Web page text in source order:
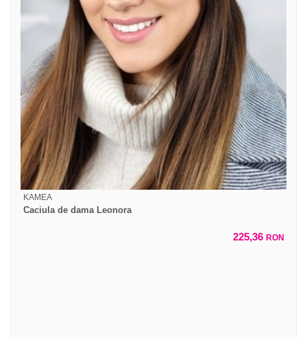
KAMEA
Caciula de dama Leonora
225,36 RON